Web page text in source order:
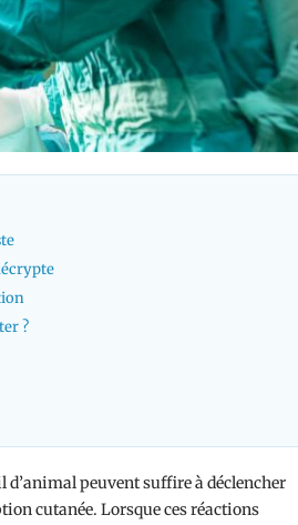
?
peuvent suffire à déclencher
cutanée. Lorsque ces réactions